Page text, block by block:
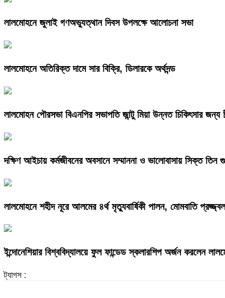
লালমোহনে জুলাই গণঅভ্যুত্থান দিবস উপলক্ষে আলোচনা সভা
লালমোহনে অতিরিক্ত দামে সার বিক্রি, ডিলারকে অর্থদন্ড
লালমোহন পৌরসভা বিএনপির সভাপতি জান্টু মিয়া উন্নত চিকিৎসার জন্য
দক্ষিণ আইচায় কর্মজীবনের অবসানে সম্মাননা ও ভালোবাসায় সিক্ত তিন
লালমোহনে শহীদ নূরে আলমের ৪র্থ মৃত্যুবার্ষিকী পালন, মোমবাতি
ইন্দোনেশিয়ার বিশ্ববিদ্যালয়ে ফুল ফান্ডেড স্কলারশিপ অর্জন করলেন
ট্যাগস :